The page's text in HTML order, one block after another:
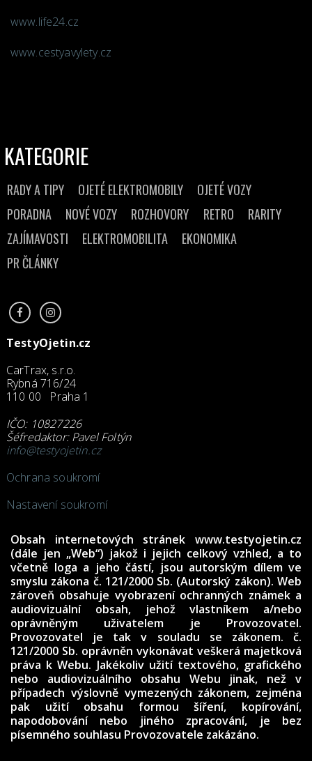
www.life24.cz
www.cestyavylety.cz
KATEGORIE
RADY A TIPY OJETÉ ELEKTROMOBILY
OJETÉ VOZY
PORADNA
NOVÉ VOZY ROZHOVORY RETRO
RARITY
ZAJÍMAVOSTI
ELEKTROMOBILITA
EKONOMIKA
PR ČLÁNKY
TestyOjetin.cz
CarTrax, s.r.o.
Rybná 716/24
110 00 Praha 1
IČO: 10827226
Šéfredaktor: Pavel Foltýn
info@testyojetin.cz
Ochrana soukromí
Nastavení soukromí
Obsah internetových stránek www.testyojetin.cz
(dále jen „Web“) jakož i jejich celkový vzhled, a to
včetně loga a jeho částí, jsou autorským dílem ve
smyslu zákona č. 121/2000 Sb. (Autorský zákon). Web
zároveň obsahuje vyobrazení ochranných známek a
audiovizuální obsah, jehož vlastníkem a/nebo
oprávněným uživatelem je Provozovatel.
Provozovatel je tak v souladu se zákonem. č.
121/2000 Sb. oprávněn vykonávat veškerá majetková
práva k Webu. Jakékoliv užití textového, grafického
nebo audiovizuálního obsahu Webu jinak, než v
případech výslovně vymezených zákonem, zejména
pak užití obsahu formou šíření, kopírování,
napodobování nebo jiného zpracování, je bez
písemného souhlasu Provozovatele zakázáno.